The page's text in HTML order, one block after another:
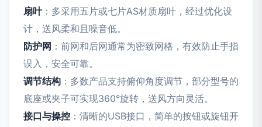
扇叶：多采用五片或七片AS材质扇叶，经过优化设
计，送风柔和且噪音低。
防护网 ：前网和后网通常为密致网格，有效防止手指
误入，安全可靠。
调节结构 ：多数产品支持俯仰角度调节，部分型号的
底座或夹子可实现360°旋转，送风方向灵活。
接口与操控 ：清晰的USB接口，简单的按钮或旋钮开